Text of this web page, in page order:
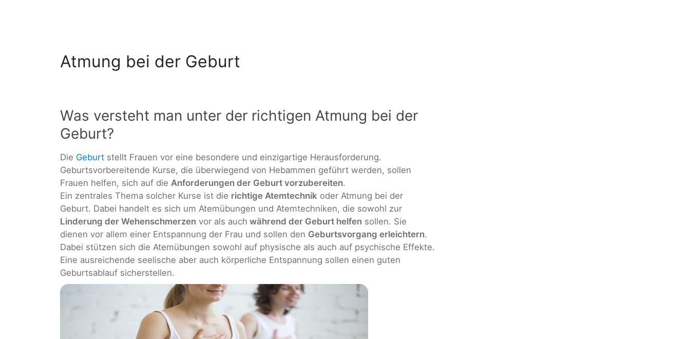
Atmung bei der Geburt
Was versteht man unter der richtigen Atmung bei der
Geburt?
Die Geburt stellt Frauen vor eine besondere und einzigartige Herausforderung.
Geburtsvorbereitende Kurse, die überwiegend von Hebammen geführt werden, sollen
Frauen helfen, sich auf die Anforderungen der Geburt vorzubereiten.
Ein zentrales Thema solcher Kurse ist die richtige Atemtechnik oder Atmung bei der
Geburt. Dabei handelt es sich um Atemübungen und Atemtechniken, die sowohl zur
Linderung der Wehenschmerzen vor als auch während der Geburt helfen sollen. Sie
dienen vor allem einer Entspannung der Frau und sollen den Geburtsvorgang erleichtern.
Dabei stützen sich die Atemübungen sowohl auf physische als auch auf psychische Effekte.
Eine ausreichende seelische aber auch körperliche Entspannung sollen einen guten
Geburtsablauf sicherstellen.